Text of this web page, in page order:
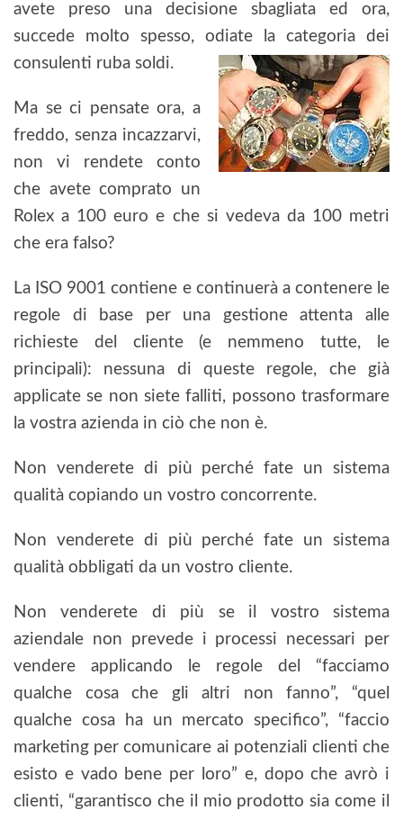
avete preso una decisione sbagliata ed ora,
succede molto spesso, odiate la categoria dei
consulenti ruba soldi.
Ma se ci pensate ora, a
freddo, senza incazzarvi,
non vi rendete conto
che avete comprato un
Rolex a 100 euro e che si vedeva da 100 metri
che era falso?
La ISO 9001 contiene e continuerà a contenere le
regole di base per una gestione attenta alle
richieste del cliente (e nemmeno tutte, le
principali): nessuna di queste regole, che già
applicate se non siete falliti, possono trasformare
la vostra azienda in ciò che non è.
Non venderete di più perché fate un sistema
qualità copiando un vostro concorrente.
Non venderete di più perché fate un sistema
qualità obbligati da un vostro cliente.
Non venderete di più se il vostro sistema
aziendale non prevede i processi necessari per
vendere applicando le regole del “facciamo
qualche cosa che gli altri non fanno”, “quel
qualche cosa ha un mercato specifico”, “faccio
marketing per comunicare ai potenziali clienti che
esisto e vado bene per loro” e, dopo che avrò i
clienti, “garantisco che il mio prodotto sia come il